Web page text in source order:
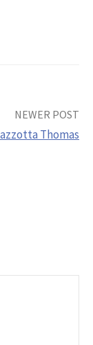
NEWER POST
Thomas